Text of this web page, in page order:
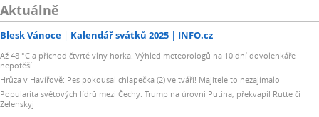
Aktuálně
Blesk Vánoce Kalendář svátků 2025 INFO.cz
Až 48 °C a příchod čtvrté vlny horka. Výhled meteorologů na 10 dní dovolenkáře
nepotěší
Hrůza v Havířově: Pes pokousal chlapečka (2) ve tváři! Majitele to nezajímalo
Popularita světových lídrů mezi Čechy: Trump na úrovni Putina, překvapil Rutte či
Zelenskyj